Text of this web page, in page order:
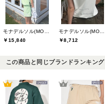
￥15,840
￥8,712
この商品と同じブランドランキング